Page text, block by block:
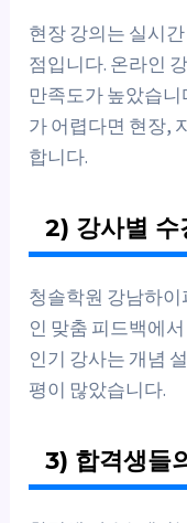
현장 강의는 실시
점입니다. 온라인
만족도가 높았습니
가 어렵다면 현장,
합니다.
2) 강사별 수
청솔학원 강남하이
인 맞춤 피드백에
인기 강사는 개념
평이 많았습니다.
3) 합격생들